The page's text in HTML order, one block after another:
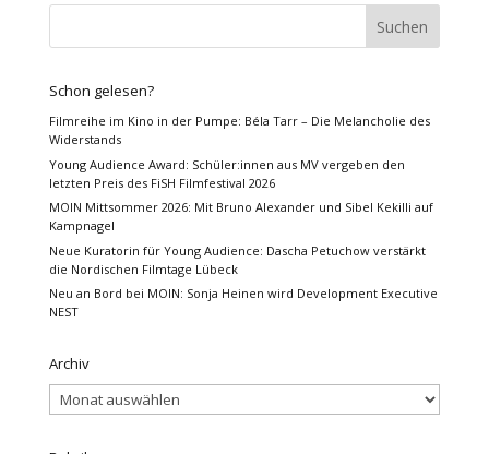
Schon gelesen?
Filmreihe im Kino in der Pumpe: Béla Tarr – Die Melancholie des
Widerstands
Young Audience Award: Schüler:innen aus MV vergeben den
letzten Preis des FiSH Filmfestival 2026
MOIN Mittsommer 2026: Mit Bruno Alexander und Sibel Kekilli auf
Kampnagel
Neue Kuratorin für Young Audience: Dascha Petuchow verstärkt
die Nordischen Filmtage Lübeck
Neu an Bord bei MOIN: Sonja Heinen wird Development Executive
NEST
Archiv
Archiv